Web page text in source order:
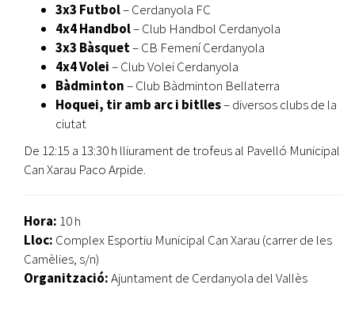
3x3 Futbol– Cerdanyola FC
4x4 Handbol– Club Handbol Cerdanyola
3x3 Bàsquet– CB Femení Cerdanyola
4x4 Volei– Club Volei Cerdanyola
Bàdminton– Club Bàdminton Bellaterra
Hoquei, tir amb arc i bitlles– diversos clubs de la
ciutat
De 12:15 a 13:30 h lliurament de trofeus al Pavelló Municipal
Can Xarau Paco Arpide.
Hora: 10 h
Lloc: Complex Esportiu Municipal Can Xarau (carrer de les
Camèlies, s/n)
Organització:Ajuntament de Cerdanyola del Vallès